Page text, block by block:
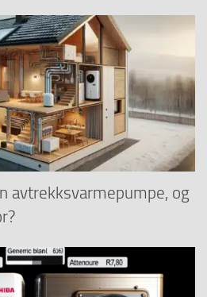
avtrekksvarmepumpe, og